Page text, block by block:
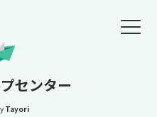
センター
Tayori